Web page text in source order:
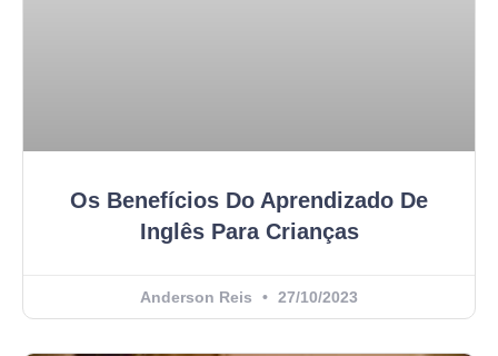
Os Benefícios Do Aprendizado De
Inglês Para Crianças
Anderson Reis 27/10/2023